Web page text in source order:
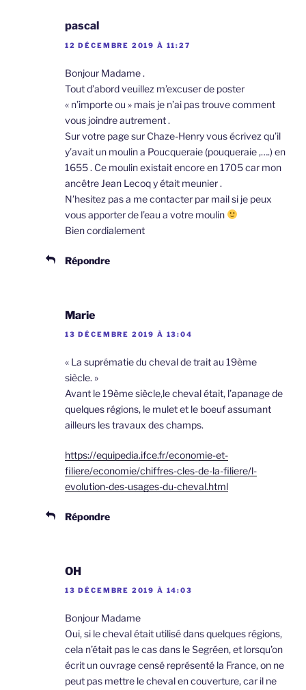
pascal
12 DÉCEMBRE 2019 À 11:27
Bonjour Madame .
Tout d’abord veuillez m’excuser de poster
« n’importe ou » mais je n’ai pas trouve comment
vous joindre autrement .
Sur votre page sur Chaze-Henry vous écrivez qu’il
y’avait un moulin a Poucqueraie (pouqueraie ,….) en
1655 . Ce moulin existait encore en 1705 car mon
ancêtre Jean Lecoq y était meunier .
N’hesitez pas a me contacter par mail si je peux
vous apporter de l’eau a votre moulin
Bien cordialement
Répondre
Marie
13 DÉCEMBRE 2019 À 13:04
« La suprématie du cheval de trait au 19ème
siècle. »
Avant le 19ème siècle,le cheval était, l’apanage de
quelques régions, le mulet et le boeuf assumant
ailleurs les travaux des champs.
https://equipedia.ifce.fr/economie-et-
filiere/economie/chiffres-cles-de-la-filiere/l-
evolution-des-usages-du-cheval.html
Répondre
OH
13 DÉCEMBRE 2019 À 14:03
Bonjour Madame
Oui, si le cheval était utilisé dans quelques régions,
cela n’était pas le cas dans le Segréen, et lorsqu’on
écrit un ouvrage censé représenté la France, on ne
peut pas mettre le cheval en couverture, car il ne